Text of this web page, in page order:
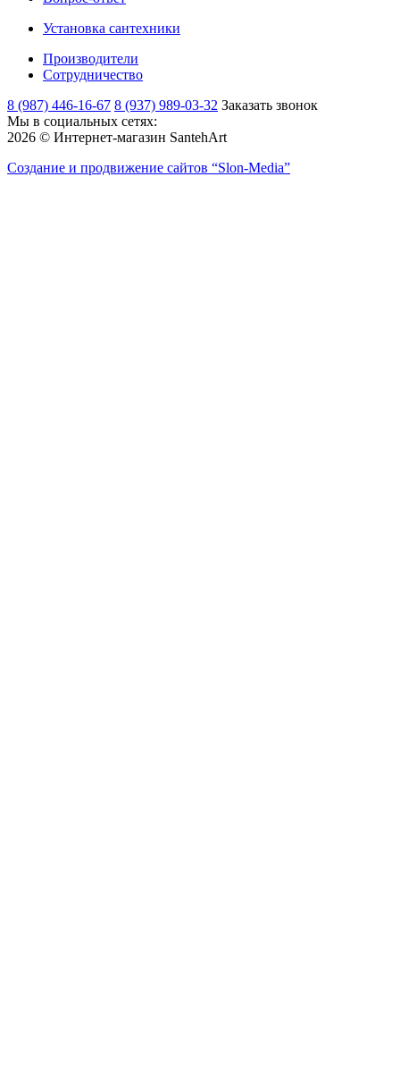
Установка сантехники
Производители
Сотрудничество
8 (987) 446-16-67 8 (937) 989-03-32 Заказать звонок
Мы в социальных сетях:
2026 © Интернет-магазин SantehArt
Создание и продвижение сайтов “Slon-Media”